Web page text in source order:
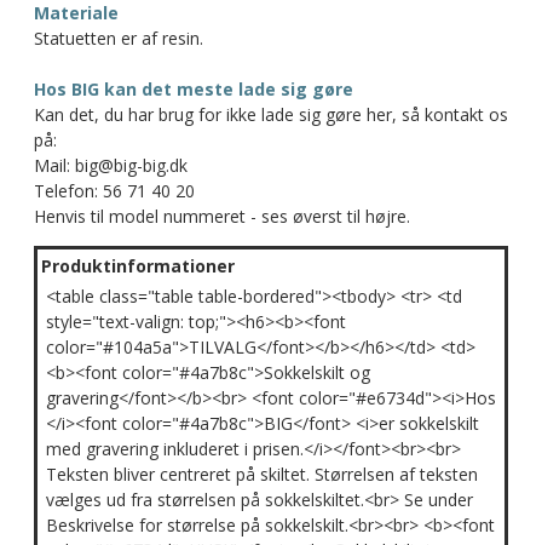
Materiale
Statuetten er af resin.
Hos BIG kan det meste lade sig gøre
Kan det, du har brug for ikke lade sig gøre her, så kontakt os
på:
Mail: big@big-big.dk
Telefon: 56 71 40 20
Henvis til model nummeret - ses øverst til højre.
Produktinformationer
<table class="table table-bordered"><tbody> <tr> <td
style="text-valign: top;"><h6><b><font
color="#104a5a">TILVALG</font></b></h6></td> <td>
<b><font color="#4a7b8c">Sokkelskilt og
gravering</font></b><br> <font color="#e6734d"><i>Hos
</i><font color="#4a7b8c">BIG</font> <i>er sokkelskilt
med gravering inkluderet i prisen.</i></font><br><br>
Teksten bliver centreret på skiltet. Størrelsen af teksten
vælges ud fra størrelsen på sokkelskiltet.<br> Se under
Beskrivelse for størrelse på sokkelskilt.<br><br> <b><font